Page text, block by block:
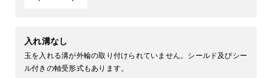
入れ溝なし
玉を入れる溝が外輪の取り付けられていません。シールド及びシー
ル付きの軸受形式もあります。